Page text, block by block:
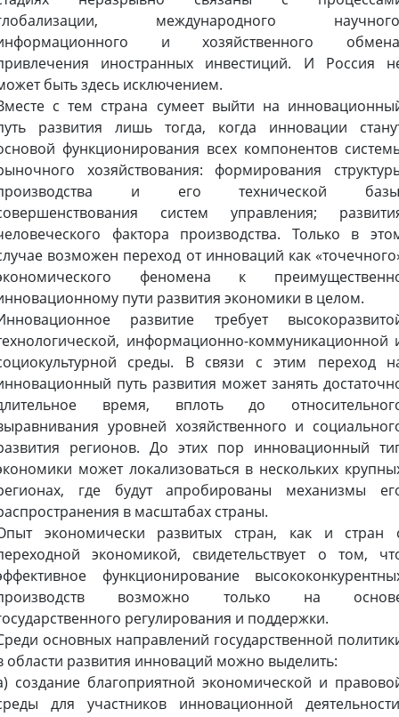
международного
и хозяйственного
иностранных инвестиций. И Россия
быть здесь исключением.
с тем страна сумеет выйти на
развития лишь тогда, когда инновации
функционирования всех компонентов
хозяйствования: формирования
и его технической
систем управления;
фактора производства. Только в
возможен переход от инноваций как
феномена к
пути развития экономики в целом.
развитие требует
информационно-коммуникационной
среды. В связи с этим переход
путь развития может занять
время, вплоть до
уровней хозяйственного и
регионов. До этих пор инновационный
может локализоваться в нескольких
где будут апробированы механизмы
в масштабах страны.
экономически развитых стран, как и стран
экономикой, свидетельствует о том,
функционирование
возможно только на
регулирования и поддержки.
основных направлений государственной
области развития инноваций можно выделить:
создание благоприятной экономической и
для участников инновационной